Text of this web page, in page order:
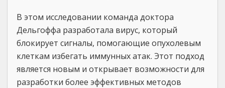
В этом исследовании команда доктора
Дельгоффа разработала вирус, который
блокирует сигналы, помогающие опухолевым
клеткам избегать иммунных атак. Этот подход
является новым и открывает возможности для
разработки более эффективных методов